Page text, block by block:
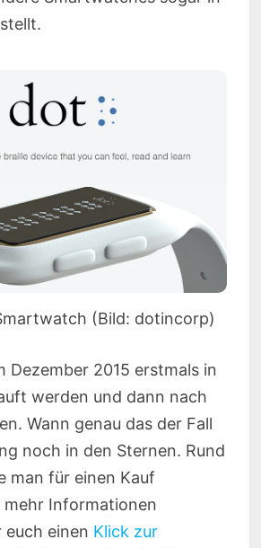
(Bild: dotincorp)
Dezember 2015 erstmals in
werden und dann nach
Wann genau das der Fall
noch in den Sternen. Rund
man für einen Kauf
mehr Informationen
einen Klick zur